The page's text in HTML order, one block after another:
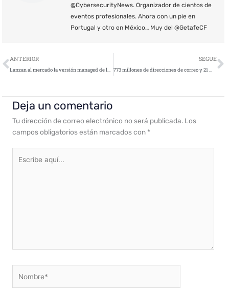
@CybersecurityNews. Organizador de cientos de
eventos profesionales. Ahora con un pie en
Portugal y otro en México… Muy del @GetafeCF
Ant
ANTERIOR
Lanzan al mercado la versión managed de la gama de memorias USB IronKey D300 con cifrado militar
SEGUE
773 millones de direcciones de correo y 21 millones de contraseñas filtradas
Deja un comentario
Tu dirección de correo electrónico no será publicada. Los
campos obligatorios están marcados con *
aquí...